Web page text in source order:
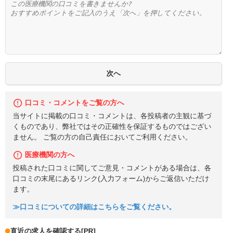
口コミ・コメントをご覧の方へ
当サイトに掲載の口コミ・コメントは、各投稿者の主観に基づ
くものであり、弊社ではその正確性を保証するものではござい
ません。 ご覧の方の自己責任においてご利用ください。
医療機関の方へ
投稿された口コミに関してご意見・コメントがある場合は、各
口コミの末尾にあるリンク(入力フォーム)からご返信いただけ
ます。
≫口コミについての詳細はこちらをご覧ください。
直近の求人を確認する[PR]